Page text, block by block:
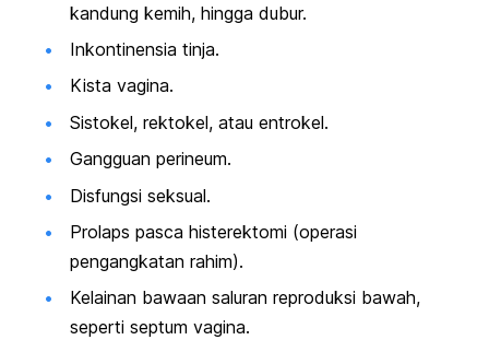
kandung kemih, hingga dubur.
Inkontinensia tinja.
Kista vagina.
Sistokel, rektokel, atau entrokel.
Gangguan perineum.
Disfungsi seksual.
Prolaps pasca histerektomi (operasi
pengangkatan rahim).
Kelainan bawaan saluran reproduksi bawah,
seperti septum vagina.